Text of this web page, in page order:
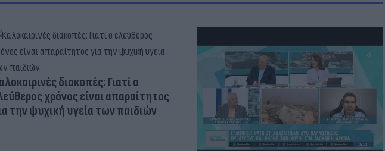
διακοπές: Γιατί ο
χρόνος είναι απαραίτητος
την ψυχική υγεία των παιδιών